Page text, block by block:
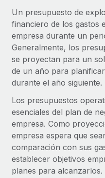
Contractor
Integra y gestiona a
PEO
Externaliza tareas
Conexión Remote
Integra los RR. HH. en
complicaciones.
Plataforma
Funciones esenciales
equipo.
Compáranos con otras
ETAPAS DE CRECIMIENTO
Startups
Soluciones ágiles de
empresas en
Mediana empresa
Amplía tu equipo con
personalizadas.
Empresa
RR. HH. globales para
Calculadora de
Descubre opciones de
autónomos globales.
APRENDIZAJE CON
Casos prácticos
Glosario de RR. HH.
Listas de verificación y
Biblioteca de
Nederlands
Français
Deutsch
Italiano
Português (Portugal)
日本語
Un presupuesto de
financiero de los gastos
empresa durante un
Generalmente, los
se proyectan para un
de un año para
durante el año siguiente.
Los presupuestos
esenciales del plan de
empresa. Como
empresa espera que
comparación con sus
establecer objetivos
planes para alcanzarlos.